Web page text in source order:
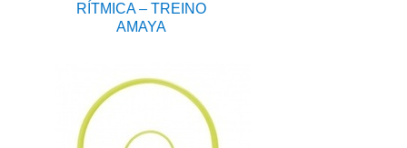
RÍTMICA – TREINO
AMAYA